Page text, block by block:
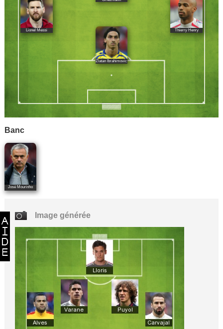
Thierry Henry
Lionel Messi
Zlatan Ibrahimovic
Banc
José Mourinho
Image générée